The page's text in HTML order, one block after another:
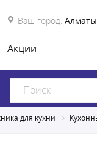
Ваш город: Алматы
Акции
для кухни